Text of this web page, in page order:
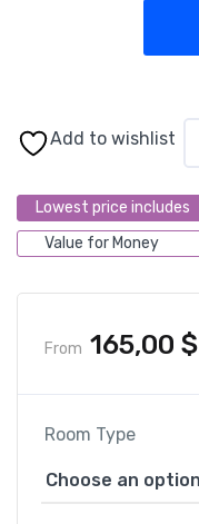
Add to wishlist
Lowest price includes
Value for Money
From 165,00 $
Room Type